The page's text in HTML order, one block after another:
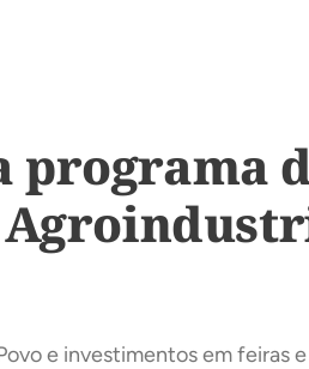
programa
e investimentos em feiras